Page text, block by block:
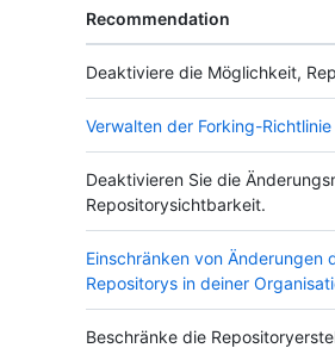
Recommendation
Deaktiviere die Möglichkeit,
Verwalten der Forking-
Deaktivieren Sie die
Repositorysichtbarkeit.
Einschränken von Änderungen
Repositorys in deiner
Beschränke die